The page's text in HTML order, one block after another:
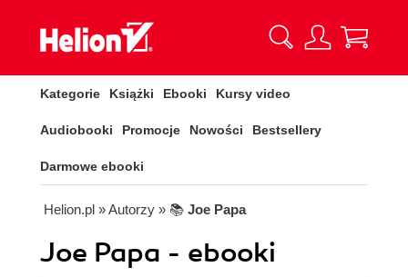
Kategorie Książki Ebooki Kursy video
Audiobooki Promocje Nowości Bestsellery
Darmowe ebooki
Helion.pl » Autorzy » 📚 Joe Papa
Joe Papa - ebooki